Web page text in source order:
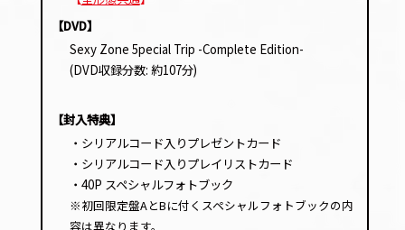
【DVD】
Sexy Zone 5pecial Trip -Complete Edition-
(DVD収録分数: 約107分)
【封入特典】
・シリアルコード入りプレゼントカード
・シリアルコード入りプレイリストカード
・40P スペシャルフォトブック
※初回限定盤AとBに付くスペシャルフォトブックの内
容は異なります。